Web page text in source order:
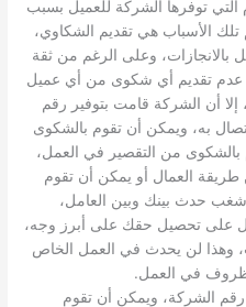
التي توفرها الشركة للعميل بسبب
تلك الأسباب هي تقديم الشكاوي،
بالانجازات، وعلى الرغم من ثقة
عدم تقديم أي شكوى من أي عميل
إلا أن الشركة قامت بتوفير رقم
به، ويمكن أن تقوم بالشكوى
بالشكوى من التقصير في العمل،
العمال أو يمكن أن تقوم
حدث بينك وبين العامل،
على تحصيل حقك على أبرز وجه،
وهذا لن يحدث في العمل الخاص
في العمل.
الشركة، ويمكن أن تقوم